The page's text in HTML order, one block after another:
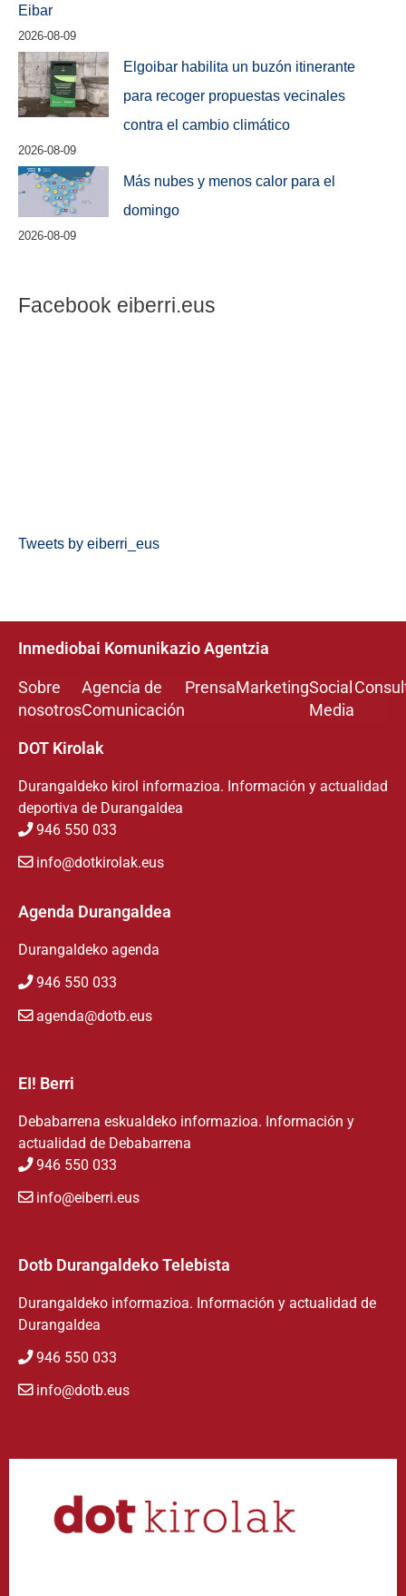
Eibar
2026-08-09
Elgoibar habilita un buzón itinerante
para recoger propuestas vecinales
contra el cambio climático
2026-08-09
Más nubes y menos calor para el
domingo
2026-08-09
Facebook eiberri.eus
Tweets by eiberri_eus
Inmediobai Komunikazio Agentzia
Sobre
nosotros
Agencia de
Comunicación
PrensaMarketingSocial
Media
DOT Kirolak
Durangaldeko kirol informazioa. Información y actualidad
deportiva de Durangaldea
946 550 033
info@dotkirolak.eus
Agenda Durangaldea
Durangaldeko agenda
946 550 033
agenda@dotb.eus
EI! Berri
Debabarrena eskualdeko informazioa. Información y
actualidad de Debabarrena
946 550 033
info@eiberri.eus
Dotb Durangaldeko Telebista
Durangaldeko informazioa. Información y actualidad de
Durangaldea
946 550 033
info@dotb.eus